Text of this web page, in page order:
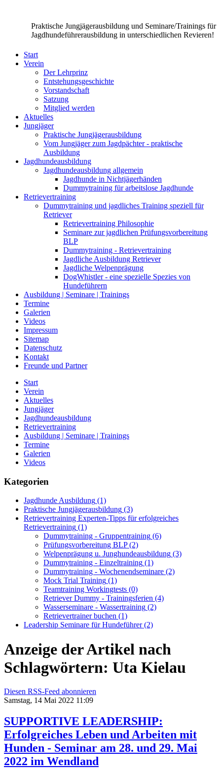
Praktische Jungjägerausbildung und Seminare/Trainings für
Jagdhundeführerausbildung in unterschiedlichen Revieren!
Start
Verein
Der Lehrprinz
Entstehungsgeschichte
Vorstandschaft
Satzung
Mitglied werden
Aktuelles
Jungjäger
Praktische Jungjägerausbildung
Vom Jungjäger zum Jagdpächter - praktische
Ausbildung
Jagdhundeausbildung
Jagdhundeausbildung allgemein
Jagdhunde in Nichtjägerhänden
Dummytraining für arbeitslose Jagdhunde
Retrievertraining
Dummytraining und jagdliches Training speziell für
Retriever
Retrievertraining Philosophie
Seminare zur jagdlichen Prüfungsvorbereitung
BLP
Dummytraining - Retrievertraining
Jagdliche Ausbildung Retriever
Jagdliche Welpenprägung
DogWhistler - eine spezielle Spezies von
Hundeführern
Ausbildung | Seminare | Trainings
Termine
Galerien
Videos
Impressum
Sitemap
Datenschutz
Kontakt
Freunde und Partner
Start
Verein
Aktuelles
Jungjäger
Jagdhundeausbildung
Retrievertraining
Ausbildung | Seminare | Trainings
Termine
Galerien
Videos
Kategorien
Jagdhunde Ausbildung (1)
Praktische Jungjägerausbildung (3)
Retrievertraining Experten-Tipps für erfolgreiches
Retrievertraining (1)
Dummytraining - Gruppentraining (6)
Prüfungsvorbereitung BLP(2)
Welpenprägung u. Junghundeausbildung (3)
Dummytraining - Einzeltraining (1)
Dummytraining - Wochenendseminare (2)
Mock Trial Training (1)
Teamtraining Workingtests (0)
Retriever Dummy - Trainingsferien (4)
Wasserseminare - Wassertraining (2)
Retrievertrainer buchen (1)
Leadership Seminare für Hundeführer(2)
Anzeige der Artikel nach
Schlagwörtern: Uta Kielau
Diesen RSS-Feed abonnieren
Samstag, 14 Mai 2022 11:09
SUPPORTIVE LEADERSHIP:
Erfolgreiches Leben und Arbeiten mit
Hunden - Seminar am 28. und 29. Mai
2022 im Wendland